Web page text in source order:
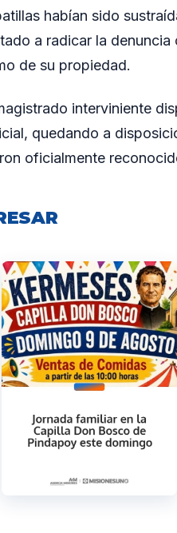
habían sido
a radicar la
de su propiedad.
interviniente
quedando a
oficialmente